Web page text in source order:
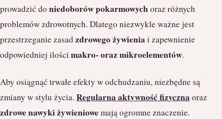
prowadzić do niedoborów pokarmowych oraz różnych
problemów zdrowotnych. Dlatego niezwykle ważne jest
przestrzeganie zasadzdrowego żywienia i zapewnienie
odpowiedniej ilości makro- oraz mikroelementów.
Aby osiągnąć trwałe efekty w odchudzaniu, niezbędne są
zmiany w stylu życia. Regularna aktywność fizyczna oraz
zdrowe nawyki żywieniowemają ogromne znaczenie.